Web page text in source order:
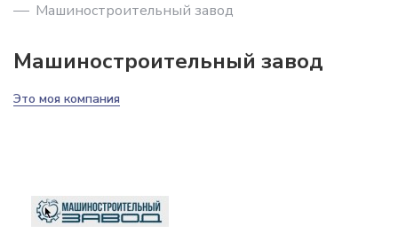
Машиностроительный завод
Машиностроительный завод
Это моя компания